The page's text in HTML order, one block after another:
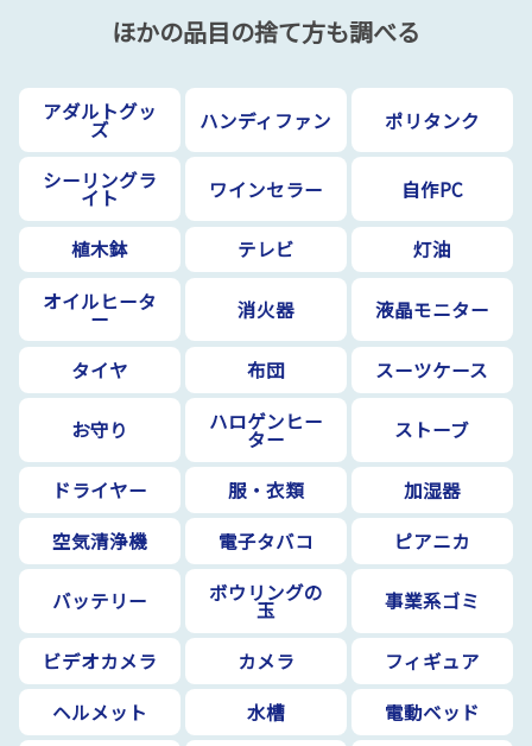
ほかの品目の捨て方も調べる
アダルトグッ
ズ ハンディファン ポリタンク
シーリングラ
イト ワインセラー 自作PC
植木鉢 テレビ
灯油
オイルヒータ
ー 消火器 液晶モニター
タイヤ 布団 スーツケース
お守り ハロゲンヒー
ター ストーブ
ドライヤー 服・衣類
加湿器
空気清浄機
電子タバコ ピアニカ
バッテリー ボウリングの
玉 事業系ゴミ
ビデオカメラ カメラ
フィギュア
ヘルメット
水槽
電動ベッド